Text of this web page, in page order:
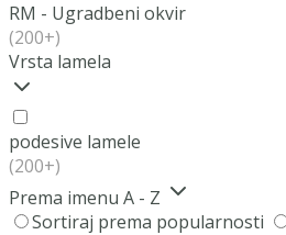
RM - Ugradbeni okvir
(200+)
Vrsta lamela
podesive lamele
(200+)
Prema imenu A - Z
Sortiraj prema popularnosti